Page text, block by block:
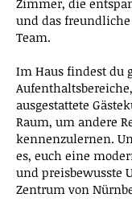
Zimmer, die
und das
Team.
Im Haus findest du
ausgestattete
Raum, um andere
kennenzulernen.
es, euch eine
und preisbewusste
Zentrum von